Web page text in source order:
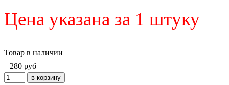
Цена указана за 1 штуку
Товар в наличии
280 руб